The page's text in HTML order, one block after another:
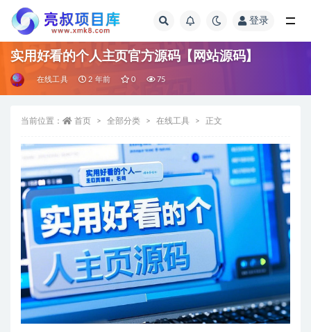
登录
实用好看的个人主页官方源码【网站源码】
在线工具 2 年前 0 75
当前位置： 首页 全部分类 在线工具 正文